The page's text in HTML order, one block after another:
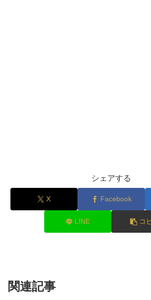
シェアする
X Facebook
LINE コ
関連記事